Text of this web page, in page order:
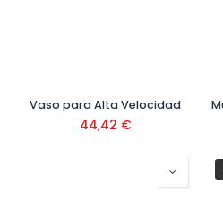
Vaso para Alta Velocidad
44,42 €